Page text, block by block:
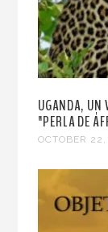
UGANDA, UN
"PERLA DE
OCTOBER